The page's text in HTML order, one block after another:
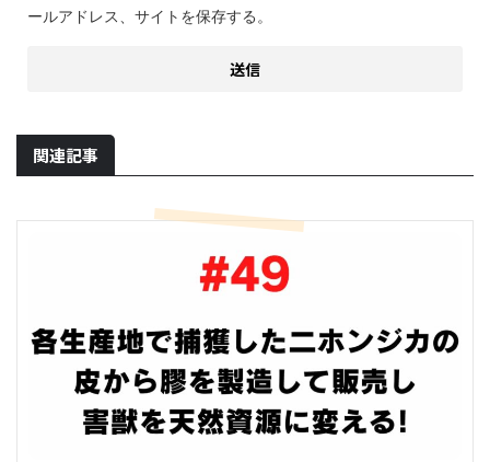
ールアドレス、サイトを保存する。
関連記事